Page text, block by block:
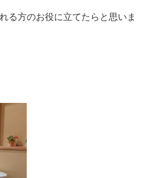
る方のお役に立てたらと思いま